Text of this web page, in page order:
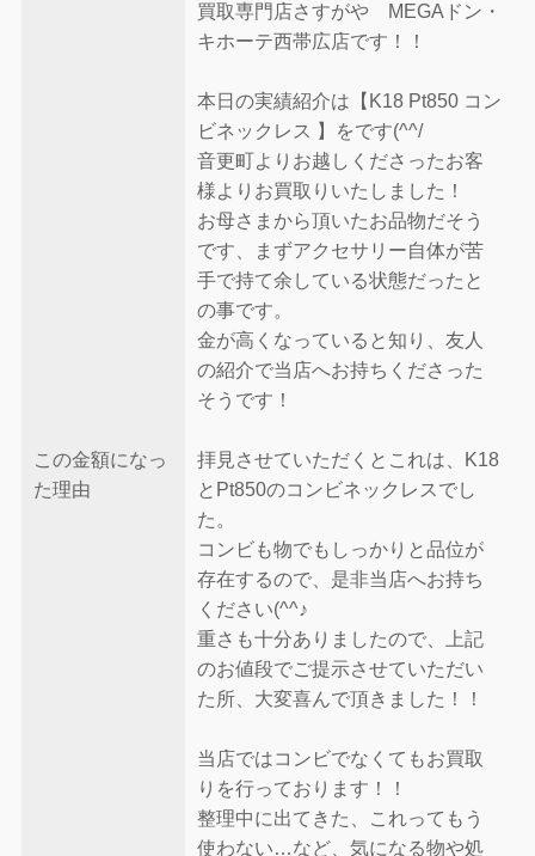
この金額になっ
た理由
買取専門店さすがや MEGAドン・
キホーテ西帯広店です！！
本日の実績紹介は【K18 Pt850 コン
ビネックレス 】をです(^^/
音更町よりお越しくださったお客
様よりお買取りいたしました！
お母さまから頂いたお品物だそう
です、まずアクセサリー自体が苦
手で持て余している状態だったと
の事です。
金が高くなっていると知り、友人
の紹介で当店へお持ちくださった
そうです！
拝見させていただくとこれは、K18
とPt850のコンビネックレスでし
た。
コンビも物でもしっかりと品位が
存在するので、是非当店へお持ち
ください(^^♪
重さも十分ありましたので、上記
のお値段でご提示させていただい
た所、大変喜んで頂きました！！
当店ではコンビでなくてもお買取
りを行っております！！
整理中に出てきた、これってもう
使わない…など、気になる物や処